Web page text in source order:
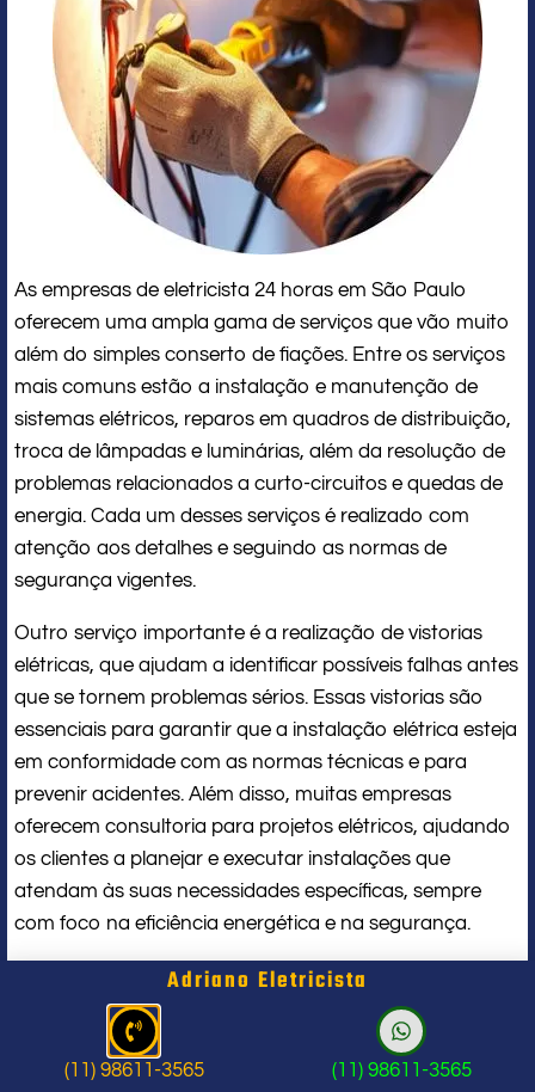
As empresas de eletricista 24 horas em São Paulo
oferecem uma ampla gama de serviços que vão muito
além do simples conserto de fiações. Entre os serviços
mais comuns estão a instalação e manutenção de
sistemas elétricos, reparos em quadros de distribuição,
troca de lâmpadas e luminárias, além da resolução de
problemas relacionados a curto-circuitos e quedas de
energia. Cada um desses serviços é realizado com
atenção aos detalhes e seguindo as normas de
segurança vigentes.
Outro serviço importante é a realização de vistorias
elétricas, que ajudam a identificar possíveis falhas antes
que se tornem problemas sérios. Essas vistorias são
essenciais para garantir que a instalação elétrica esteja
em conformidade com as normas técnicas e para
prevenir acidentes. Além disso, muitas empresas
oferecem consultoria para projetos elétricos, ajudando
os clientes a planejar e executar instalações que
atendam às suas necessidades específicas, sempre
com foco na eficiência energética e na segurança.
Por que contratar uma empresa de
eletricista 24 horas em São Paulo?
Adriano Eletricista
(11) 98611-3565 (11) 98611-3565